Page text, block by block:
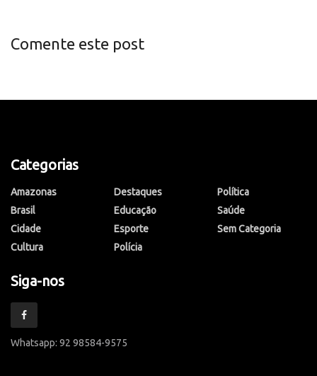
Comente este post
Categorias
Amazonas
Brasil
Cidade
Cultura
Destaques
Educação
Esporte
Polícia
Política
Saúde
Sem Categoria
Siga-nos
Whatsapp: 92 98584-9575